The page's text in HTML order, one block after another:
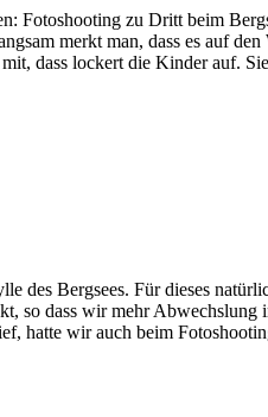
Fotoshooting zu Dritt beim
merkt man, dass es auf
dass lockert die Kinder auf.
des Bergsees. Für dieses
so dass wir mehr
hatte wir auch beim